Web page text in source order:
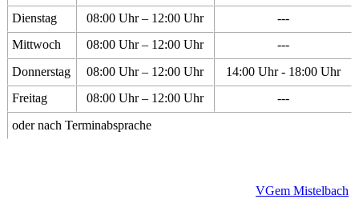
Dienstag
08:00 Uhr – 12:00 Uhr
---
Mittwoch
08:00 Uhr – 12:00 Uhr
---
Donnerstag
08:00 Uhr – 12:00 Uhr
14:00 Uhr - 18:00 Uhr
Freitag
08:00 Uhr – 12:00 Uhr
---
oder nach Terminabsprache
VGem Mistelbach